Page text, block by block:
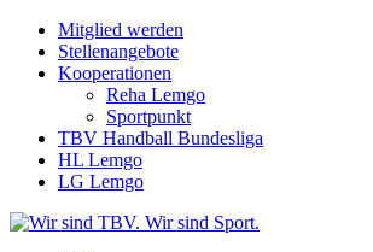
Mitglied werden
Stellenangebote
Kooperationen
Reha Lemgo
Sportpunkt
TBV Handball Bundesliga
HL Lemgo
LG Lemgo